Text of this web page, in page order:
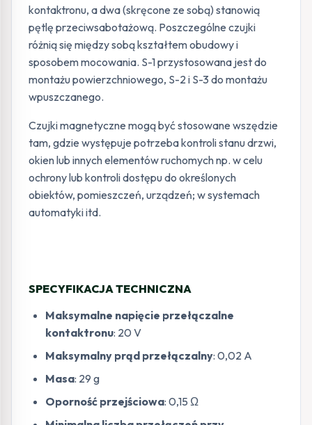
kontaktronu, a dwa (skręcone ze sobą) stanowią
pętlę przeciwsabotażową. Poszczególne czujki
różnią się między sobą kształtem obudowy i
sposobem mocowania. S-1 przystosowana jest do
montażu powierzchniowego, S-2 i S-3 do montażu
wpuszczanego.
Czujki magnetyczne mogą być stosowane wszędzie
tam, gdzie występuje potrzeba kontroli stanu drzwi,
okien lub innych elementów ruchomych np. w celu
ochrony lub kontroli dostępu do określonych
obiektów, pomieszczeń, urządzeń; w systemach
automatyki itd.
SPECYFIKACJA TECHNICZNA
Maksymalne napięcie przełączalne
kontaktronu: 20 V
Maksymalny prąd przełączalny: 0,02 A
Masa: 29 g
Oporność przejściowa: 0,15 Ω